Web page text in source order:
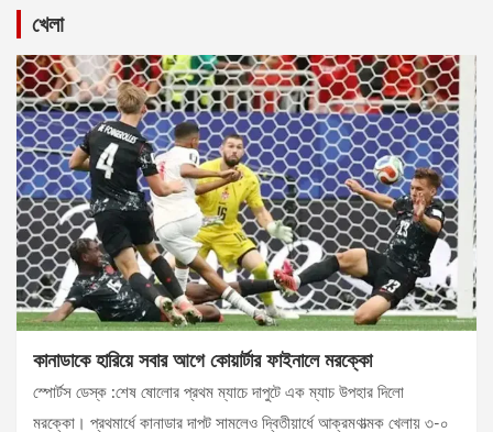
খেলা
কানাডাকে হারিয়ে সবার আগে কোয়ার্টার ফাইনালে মরক্কো
স্পোর্টস ডেস্ক :শেষ ষোলোর প্রথম ম্যাচে দাপুটে এক ম্যাচ উপহার দিলো
মরক্কো। প্রথমার্ধে কানাডার দাপট সামলেও দ্বিতীয়ার্ধে আক্রমণাত্মক খেলায় ৩-০